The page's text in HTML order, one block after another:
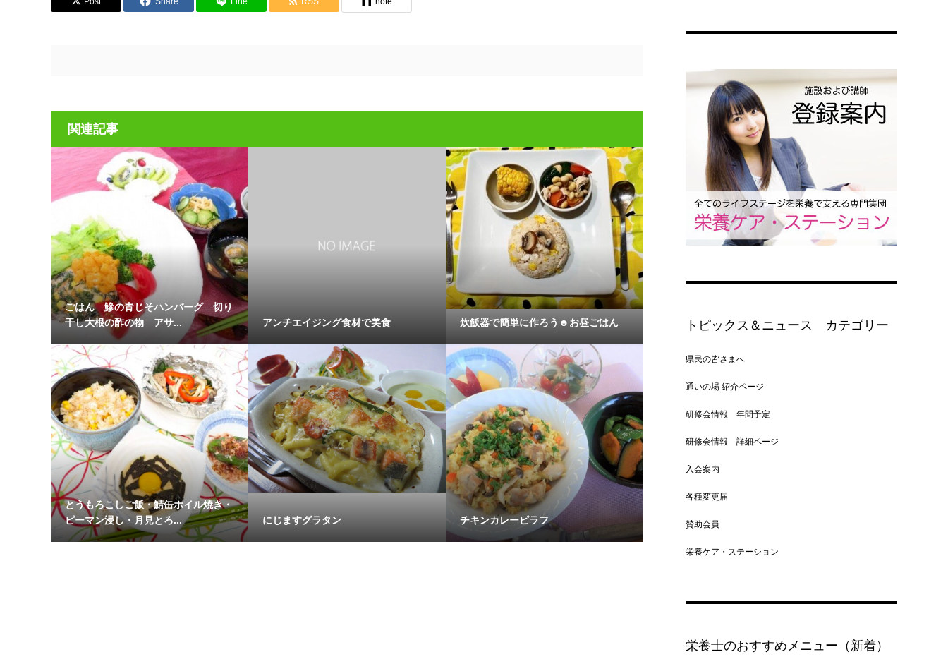
関連記事
ごはん 鰺の青じそハンバーグ 切り
干し大根の酢の物 アサ...
アンチエイジング食材で美食 炊飯器で簡単に作ろう☻お昼ごはん
とうもろこしご飯・鯖缶ホイル焼き・
ピーマン浸し・月見とろ...
にじますグラタン チキンカレーピラフ
トピックス＆ニュース カテゴリー
県民の皆さまへ
通いの場 紹介ページ
研修会情報 年間予定
研修会情報 詳細ページ
入会案内
各種変更届
賛助会員
栄養ケア・ステーション
栄養士のおすすめメニュー（新着）